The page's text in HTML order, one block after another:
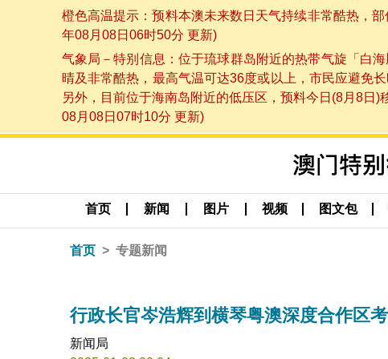
橙色高温提示：预料本澳未来数日天气持续非常酷热，
年08月08日06时50分 更新)
气象局－特别信息：位于琉球群岛附近的热带气旋「白
晴及非常酷热，最高气温可达36度或以上，市民应避免
另外，目前位于海南岛附近的低压区，预料今日(8月8日
08月08日07时10分 更新)
首页 新闻 图片 视频 图文包
首页 专题新闻
行政长官岑浩辉到横琴粤澳深度合作区
新闻局